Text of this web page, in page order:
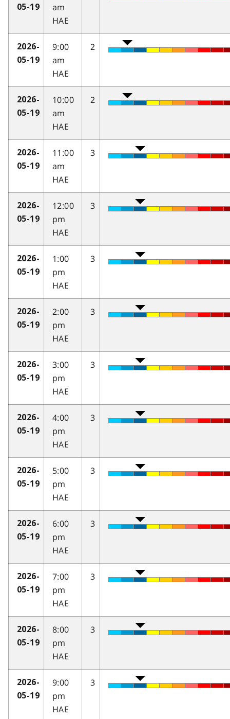
05-19
am
HAE
2026-
05-19
9:00
am
HAE
2
2026-
05-19
10:00
am
HAE
2
2026-
05-19
11:00
am
HAE
3
2026-
05-19
12:00
pm
HAE
3
2026-
05-19
1:00
pm
HAE
3
2026-
05-19
2:00
pm
HAE
3
2026-
05-19
3:00
pm
HAE
3
2026-
05-19
4:00
pm
HAE
3
2026-
05-19
5:00
pm
HAE
3
2026-
05-19
6:00
pm
HAE
3
2026-
05-19
7:00
pm
HAE
3
2026-
05-19
8:00
pm
HAE
3
2026-
05-19
9:00
pm
HAE
3